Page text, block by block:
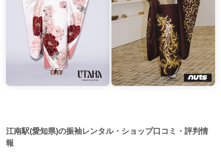
江南駅(愛知県)の振袖レンタル・ショップ口コミ・評判情
報